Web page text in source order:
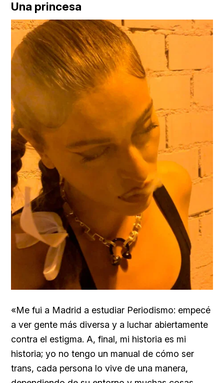
Una princesa
«Me fui a Madrid a estudiar Periodismo: empecé
a ver gente más diversa y a luchar abiertamente
contra el estigma. A, final, mi historia es mi
historia; yo no tengo un manual de cómo ser
trans, cada persona lo vive de una manera,